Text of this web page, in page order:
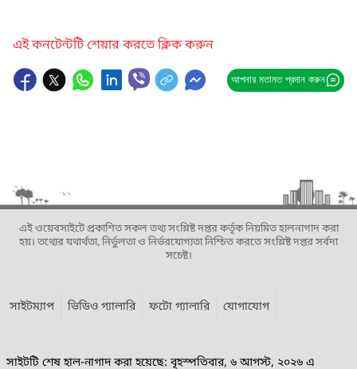
এই কনটেন্টটি শেয়ার করতে ক্লিক করুন
আপনার মতামত প্রদান করুন
এই ওয়েবসাইটে প্রকাশিত সকল তথ্য সংশ্লিষ্ট দপ্তর কর্তৃক নিয়মিত হালনাগাদ করা
হয়। তথ্যের যথার্থতা, নির্ভুলতা ও নির্ভরযোগ্যতা নিশ্চিত করতে সংশ্লিষ্ট দপ্তর সর্বদা
সচেষ্ট।
সাইটম্যাপ ভিডিও গ্যালারি ফটো গ্যালারি যোগাযোগ
সাইটটি শেষ হাল-নাগাদ করা হয়েছে: বৃহস্পতিবার, ৬ আগস্ট, ২০২৬ এ